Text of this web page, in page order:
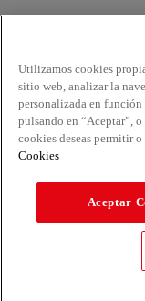
Utilizamos cookies
sitio web, analizar la
personalizada en función
pulsando en “Aceptar”,
cookies deseas permitir
Cookies
Aceptar